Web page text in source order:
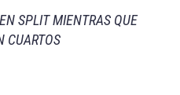
SPLIT MIENTRAS QUE
CUARTOS